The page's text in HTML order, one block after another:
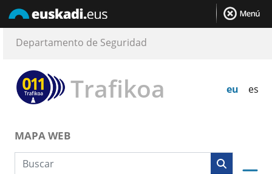
Trafikoa eu es
Departamento de Seguridad
MAPA WEB
Búsqueda web